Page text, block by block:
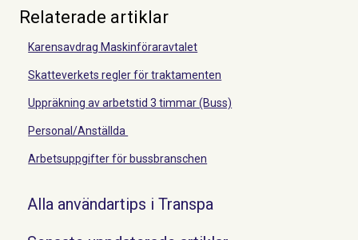
Relaterade artiklar
Karensavdrag Maskinföraravtalet
Skatteverkets regler för traktamenten
Uppräkning av arbetstid 3 timmar (Buss)
Personal/Anställda
Arbetsuppgifter för bussbranschen
Alla användartips i Transpa